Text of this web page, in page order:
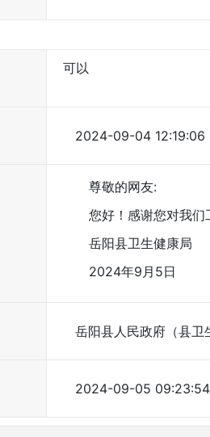
可以
2024-09-04 12:19:06
尊敬的网友:
您好！感谢您对我们
岳阳县卫生健康局
2024年9月5日
岳阳县人民政府（县卫
2024-09-05 09:23:54